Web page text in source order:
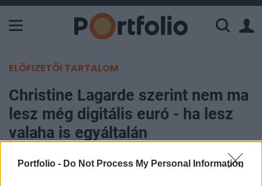
Portfolio - Do Not Process My Personal Information
ELŐFIZETŐI TARTALOM
Christine Lagarde szerint nem ma
lesz még digitális euró - ha lesz
valaha is egyáltalán
Portfolio